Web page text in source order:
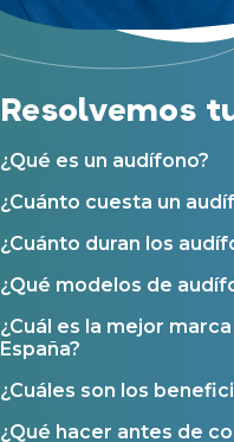
Resolvemos
¿Qué es un audífono?
¿Cuánto cuesta un
¿Cuánto duran los
¿Qué modelos de
¿Cuál es la mejor
España?
¿Cuáles son los
¿Qué hacer antes de
Asistencia
Seguro
Ayudas
Ayuda
Ayudas para
Ayudas para
Ayudas y
y sus colaboradores según
Acepto la cesión de estos
Miaudífono para poder
Al hacer click en